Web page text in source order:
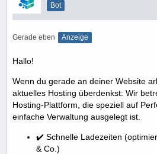
Bot
Gerade eben Anzeige
Hallo!
Wenn du gerade an deiner Website
aktuelles Hosting überdenkst: Wir
Hosting-Plattform, die speziell auf
einfache Verwaltung ausgelegt ist.
✔️ Schnelle Ladezeiten
& Co.)